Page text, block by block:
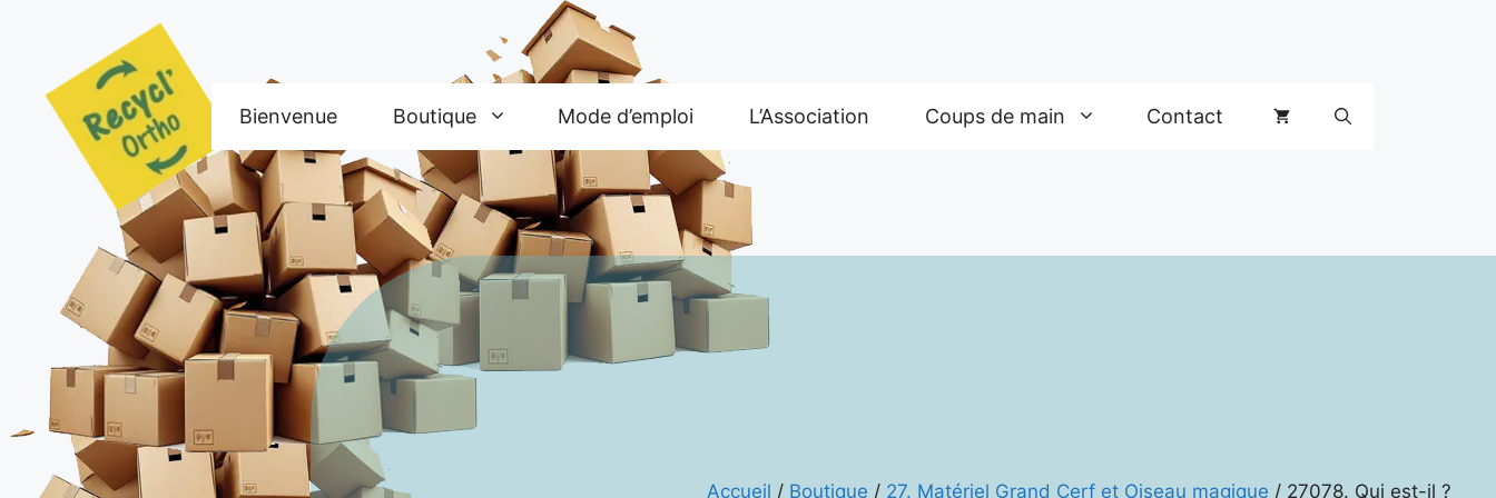
Bienvenue Boutique Mode d’emploi L’Association Coups de main Contact
Accueil / Boutique / 27. Matériel Grand Cerf et Oiseau magique / 27078. Qui est-il ?